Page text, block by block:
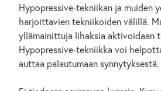
Hypopressive-tekniikan ja muiden
harjoittavien tekniikoiden välillä.
yllämainittuja lihaksia aktivoidaan
Hypopressive-tekniikka voi
auttaa palautumaan synnytyksestä.